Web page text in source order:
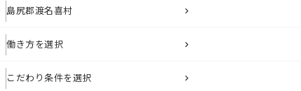
島尻郡渡名喜村
働き方を選択
こだわり条件を選択